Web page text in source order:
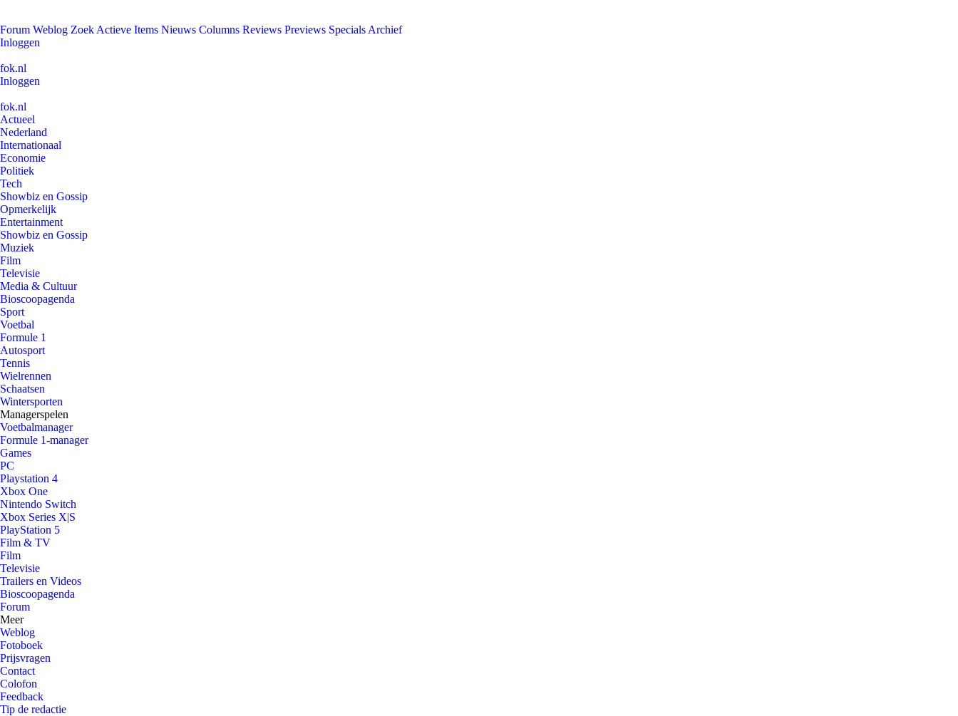
Forum Weblog Zoek Actieve Items Nieuws Columns Reviews Previews Specials Archief
Inloggen
fok.nl
Inloggen
fok.nl
Actueel
Nederland
Internationaal
Economie
Politiek
Tech
Showbiz en Gossip
Opmerkelijk
Entertainment
Showbiz en Gossip
Muziek
Film
Televisie
Media & Cultuur
Bioscoopagenda
Sport
Voetbal
Formule 1
Autosport
Tennis
Wielrennen
Schaatsen
Wintersporten
Managerspelen
Voetbalmanager
Formule 1-manager
Games
PC
Playstation 4
Xbox One
Nintendo Switch
Xbox Series X|S
PlayStation 5
Film & TV
Film
Televisie
Trailers en Videos
Bioscoopagenda
Forum
Meer
Weblog
Fotoboek
Prijsvragen
Contact
Colofon
Feedback
Tip de redactie